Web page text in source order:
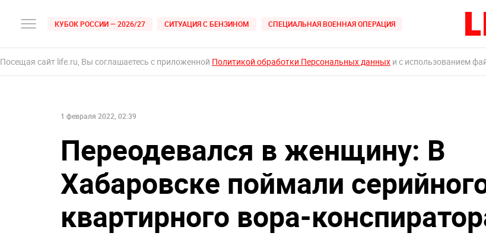
КУБОК РОССИИ — 2026/27 СИТУАЦИЯ С БЕНЗИНОМ СПЕЦИАЛЬНАЯ ВОЕННАЯ ОПЕРАЦИЯ
Посещая сайт life.ru, Вы соглашаетесь с приложенной Политикой обработки Персональных данных и с использованием
1 февраля 2022, 02:39
Переодевался в женщину: В
Хабаровске поймали
квартирного вора-